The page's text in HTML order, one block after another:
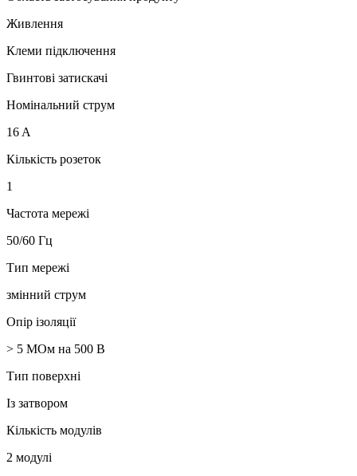
Живлення
Клеми підключення
Гвинтові затискачі
Номінальний струм
16 A
Кількість розеток
1
Частота мережі
50/60 Гц
Тип мережі
змінний струм
Опір ізоляції
> 5 МОм на 500 В
Тип поверхні
Із затвором
Кількість модулів
2 модулі